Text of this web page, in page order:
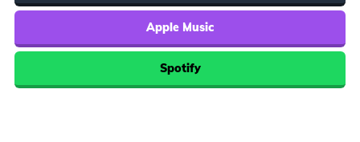
Apple Music
Spotify